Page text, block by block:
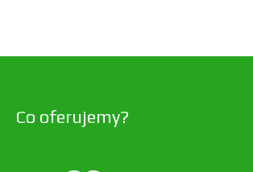
Co oferujemy?